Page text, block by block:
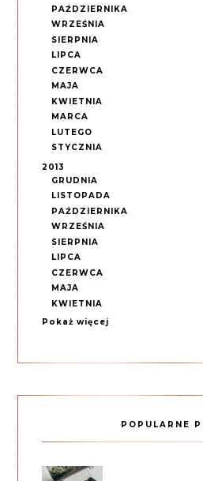
PAŹDZIERNIKA
WRZEŚNIA
SIERPNIA
LIPCA
CZERWCA
MAJA
KWIETNIA
MARCA
LUTEGO
STYCZNIA
2013
GRUDNIA
LISTOPADA
PAŹDZIERNIKA
WRZEŚNIA
SIERPNIA
LIPCA
CZERWCA
MAJA
KWIETNIA
Pokaż więcej
POPULARNE